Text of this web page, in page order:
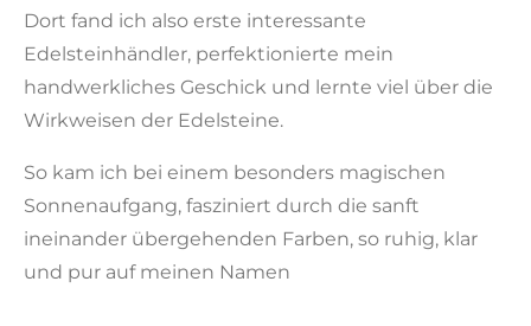
Dort fand ich also erste interessante
Edelsteinhändler, perfektionierte mein
handwerkliches Geschick und lernte viel über die
Wirkweisen der Edelsteine.
So kam ich bei einem besonders magischen
Sonnenaufgang, fasziniert durch die sanft
ineinander übergehenden Farben, so ruhig, klar
und pur auf meinen Namen